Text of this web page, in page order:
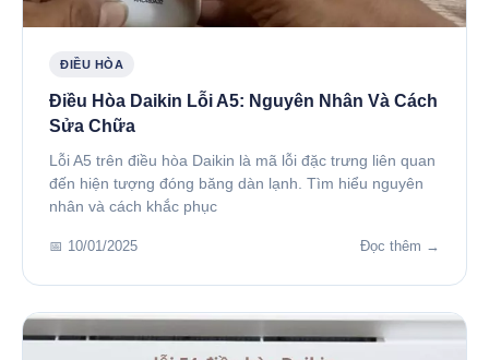
ĐIỀU HÒA
Điều Hòa Daikin Lỗi A5: Nguyên Nhân Và Cách
Sửa Chữa
Lỗi A5 trên điều hòa Daikin là mã lỗi đặc trưng liên quan
đến hiện tượng đóng băng dàn lạnh. Tìm hiểu nguyên
nhân và cách khắc phục
📅 10/01/2025 Đọc thêm →